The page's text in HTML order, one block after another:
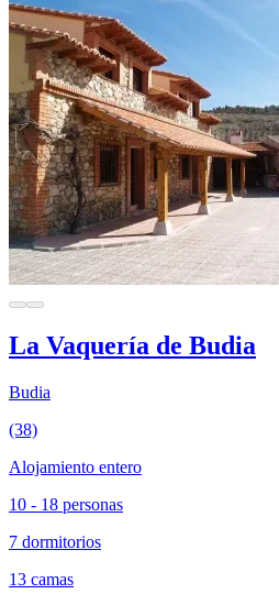
La Vaquería de Budia
Budia
(38)
Alojamiento entero
10 - 18 personas
7 dormitorios
13 camas